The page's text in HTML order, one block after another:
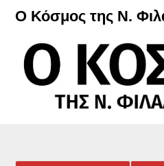
Μετάβαση
περιεχόμενο
Ο Κόσμος της Ν.